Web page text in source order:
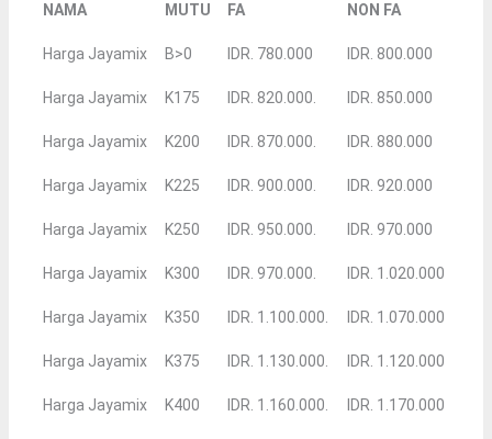
NAMA MUTU FA NON FA
Harga Jayamix B>0 IDR. 780.000 IDR. 800.000
Harga Jayamix K175 IDR. 820.000. IDR. 850.000
Harga Jayamix K200 IDR. 870.000. IDR. 880.000
Harga Jayamix K225 IDR. 900.000. IDR. 920.000
Harga Jayamix K250 IDR. 950.000. IDR. 970.000
Harga Jayamix K300 IDR. 970.000. IDR. 1.020.000
Harga Jayamix K350 IDR. 1.100.000. IDR. 1.070.000
Harga Jayamix K375 IDR. 1.130.000. IDR. 1.120.000
Harga Jayamix K400 IDR. 1.160.000. IDR. 1.170.000